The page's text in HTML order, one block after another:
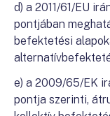
d) a 2011/61/EU
pontjában
befektetési
e) a 2009/65/EK
pontja szerinti,